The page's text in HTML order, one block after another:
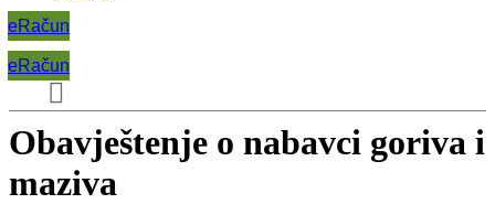
eRačun
eRačun
Obavještenje o nabavci goriva i
maziva